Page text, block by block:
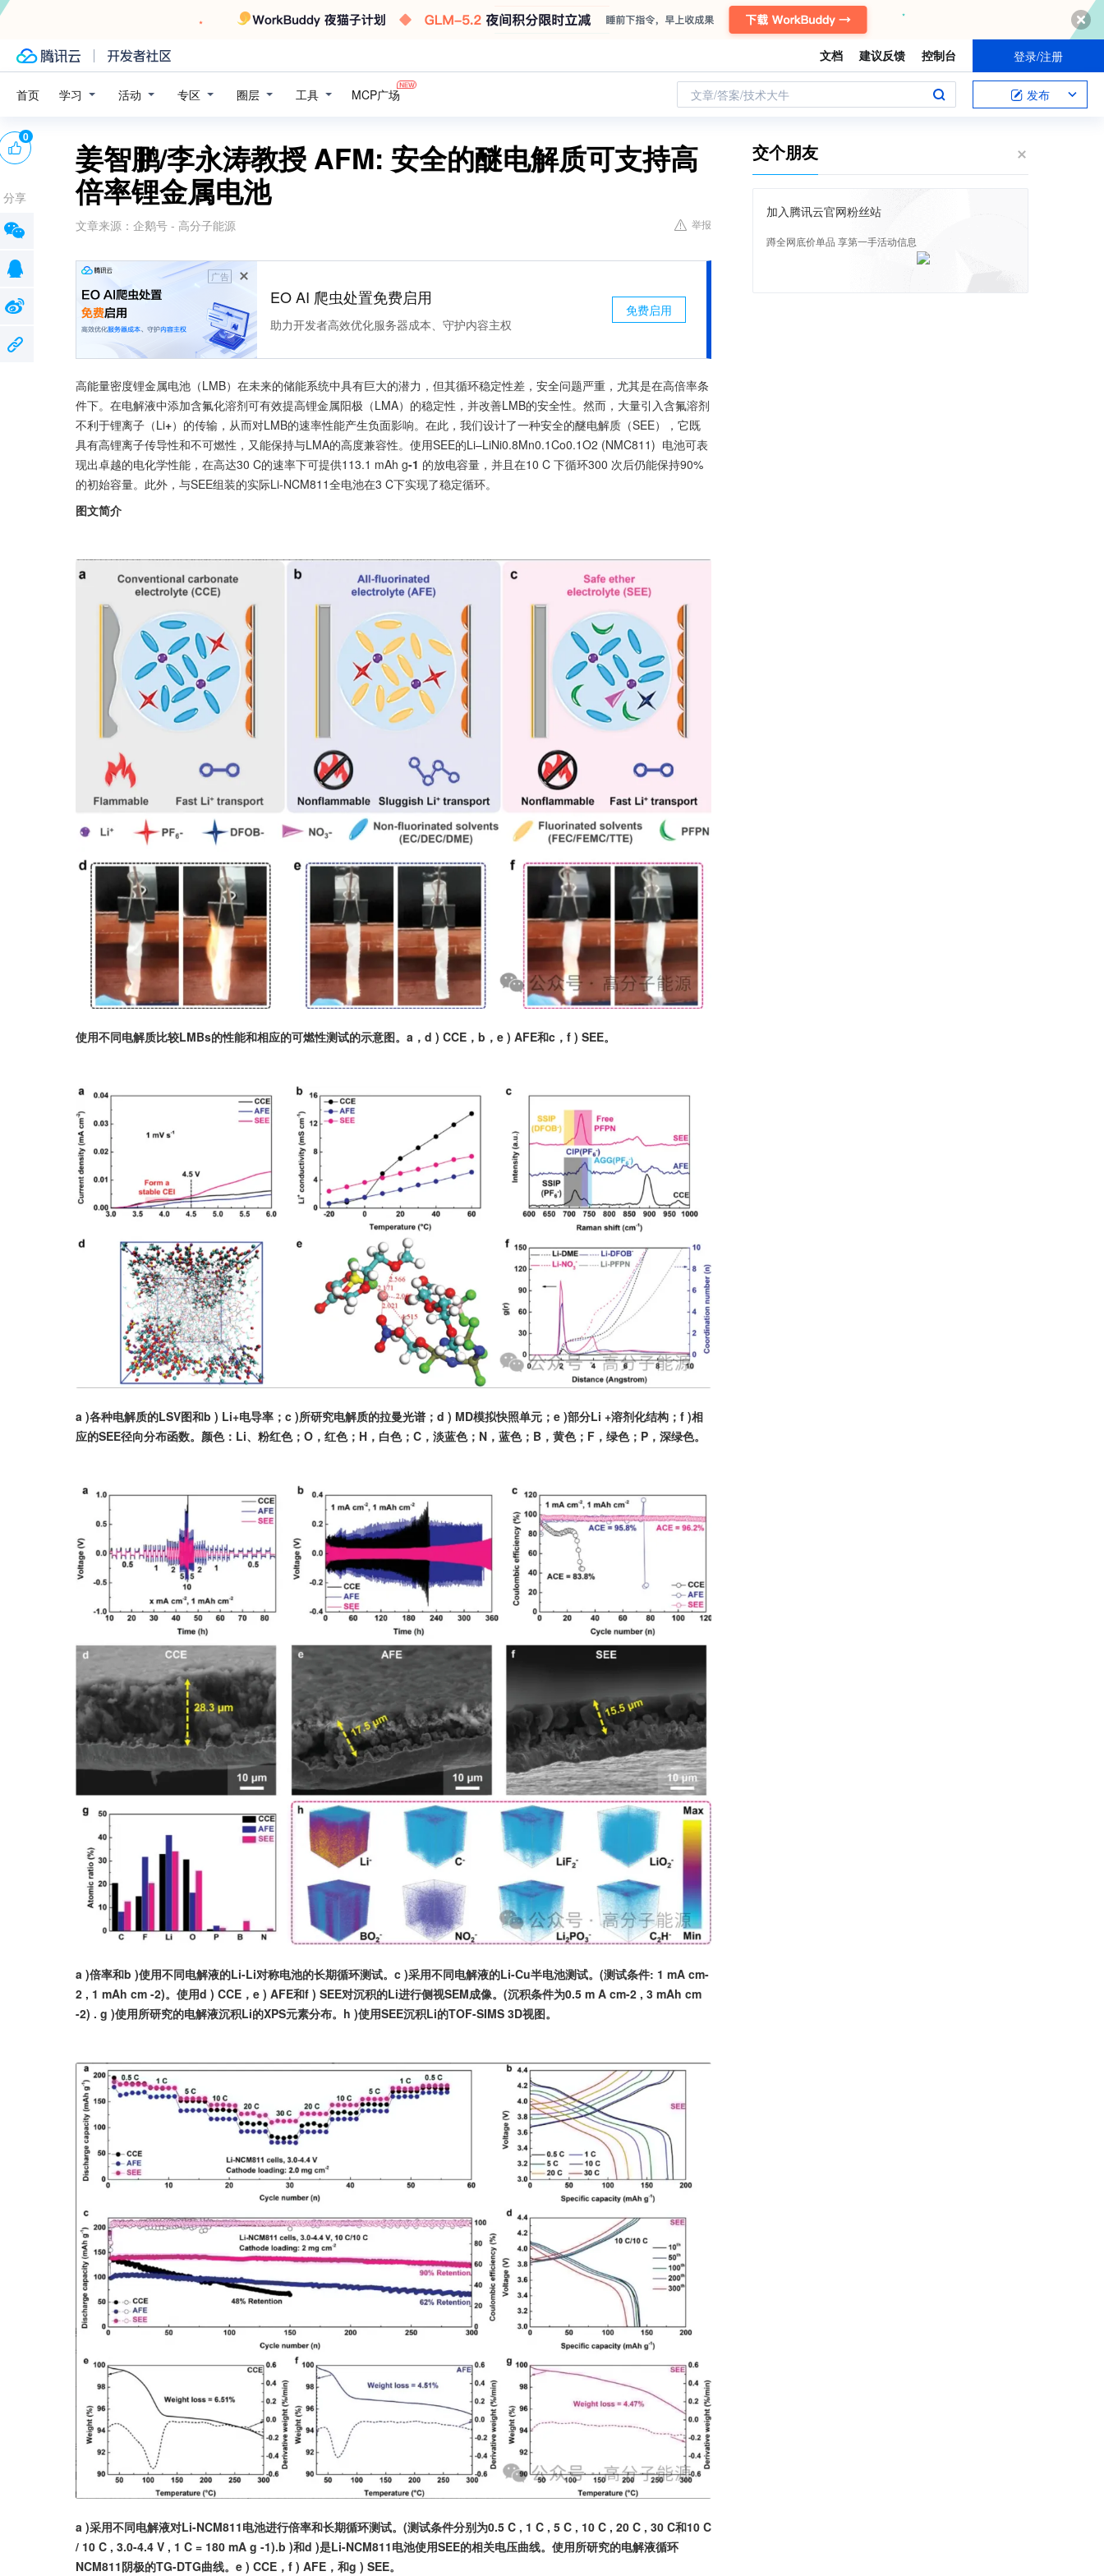
文档 建议反馈 控制台 登录/注册
首页 学习 活动 专区 圈层 工具 MCP广场 文章/答案/技术大牛 发布
姜智鹏/李永涛教授 AFM: 安全的醚电解质可支持高
倍率锂金属电池
文章来源： 企鹅号 - 高分子能源 举报
广告
EO AI 爬虫处置免费启用
助力开发者高效优化服务器成本、守护内容主权
免费启用
高能量密度锂金属电池（LMB）在未来的储能系统中具有巨大的潜力，但其循环稳定性差，安全问题严重，尤其是在高倍率条
件下。在电解液中添加含氟化溶剂可有效提高锂金属阳极（LMA）的稳定性，并改善LMB的安全性。然而，大量引入含氟溶剂
不利于锂离子（Li+）的传输，从而对LMB的速率性能产生负面影响。在此，我们设计了一种安全的醚电解质（SEE），它既
具有高锂离子传导性和不可燃性，又能保持与LMA的高度兼容性。使用SEE的Li–LiNi0.8Mn0.1Co0.1O2 (NMC811)  电池可表
现出卓越的电化学性能，在高达30 C的速率下可提供113.1 mAh g-1 的放电容量，并且在10 C 下循环300 次后仍能保持90%
的初始容量。此外，与SEE组装的实际Li-NCM811全电池在3 C下实现了稳定循环。
图文简介
使用不同电解质比较LMBs的性能和相应的可燃性测试的示意图。a，d ) CCE，b，e ) AFE和c，f ) SEE。
a )各种电解质的LSV图和b ) Li+电导率；c )所研究电解质的拉曼光谱；d ) MD模拟快照单元；e )部分Li +溶剂化结构；f )相
应的SEE径向分布函数。颜色：Li、粉红色；O，红色；H，白色；C，淡蓝色；N，蓝色；B，黄色；F，绿色；P，深绿色。
a )倍率和b )使用不同电解液的Li-Li对称电池的长期循环测试。c )采用不同电解液的Li-Cu半电池测试。(测试条件: 1 mA cm-
2 , 1 mAh cm -2)。使用d ) CCE，e ) AFE和f ) SEE对沉积的Li进行侧视SEM成像。(沉积条件为0.5 m A cm-2 , 3 mAh cm
-2) . g )使用所研究的电解液沉积Li的XPS元素分布。h )使用SEE沉积Li的TOF-SIMS 3D视图。
a )采用不同电解液对Li-NCM811电池进行倍率和长期循环测试。(测试条件分别为0.5 C , 1 C , 5 C , 10 C , 20 C , 30 C和10 C
/ 10 C , 3.0-4.4 V , 1 C = 180 mA g -1).b )和d )是Li-NCM811电池使用SEE的相关电压曲线。使用所研究的电解液循环
NCM811阴极的TG-DTG曲线。e ) CCE，f ) AFE，和g ) SEE。
0
分享
交个朋友
加入腾讯云官网粉丝站
蹲全网底价单品 享第一手活动信息